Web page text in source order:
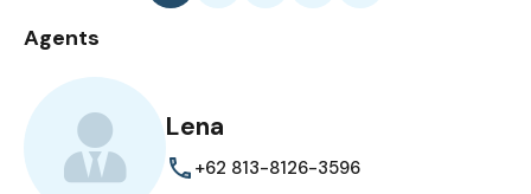
Agents
Lena
+62 813-8126-3596